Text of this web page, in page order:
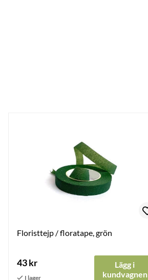
Floristtejp / floratape, grön
43 kr
Lägg i
kundvagnen